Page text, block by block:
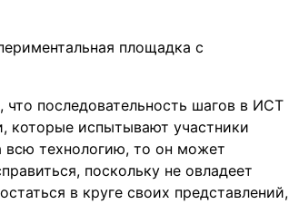
площадка с
что последовательность шагов в ИСТ
которые испытывают участники
всю технологию, то он может
поскольку не овладеет
в круге своих представлений,